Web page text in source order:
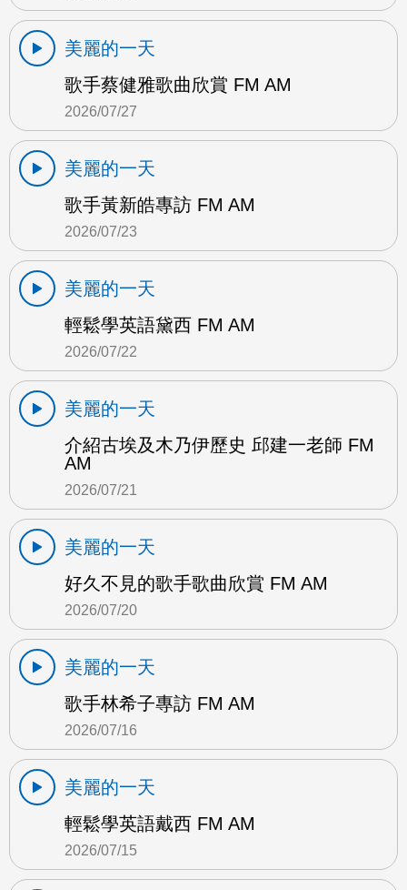
美麗的一天
歌手蔡健雅歌曲欣賞 FM AM
2026/07/27
美麗的一天
歌手黃新皓專訪 FM AM
2026/07/23
美麗的一天
輕鬆學英語黛西 FM AM
2026/07/22
美麗的一天
介紹古埃及木乃伊歷史 邱建一老師 FM
AM
2026/07/21
美麗的一天
好久不見的歌手歌曲欣賞 FM AM
2026/07/20
美麗的一天
歌手林希子專訪 FM AM
2026/07/16
美麗的一天
輕鬆學英語戴西 FM AM
2026/07/15